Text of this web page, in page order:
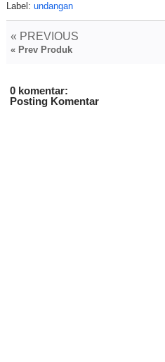
Label: undangan
« PREVIOUS
« Prev Produk
0 komentar:
Posting Komentar